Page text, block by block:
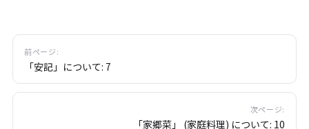
前ページ:
「安記」について: 7
次ページ:
「家郷菜」 (家庭料理) について: 10